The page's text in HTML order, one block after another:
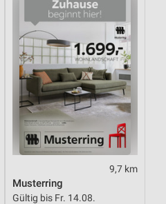
9,7 km
Musterring
Gültig bis Fr. 14.08.